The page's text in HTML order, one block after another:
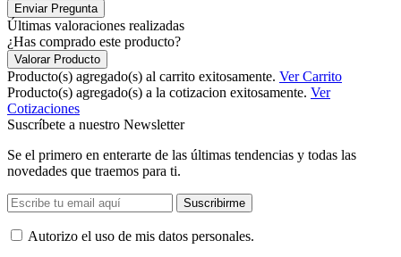
Enviar Pregunta
Últimas valoraciones realizadas
¿Has comprado este producto?
Valorar Producto
Producto(s) agregado(s) al carrito exitosamente. Ver Carrito
Producto(s) agregado(s) a la cotizacion exitosamente. Ver
Cotizaciones
Suscríbete a nuestro Newsletter
Se el primero en enterarte de las últimas tendencias y todas las
novedades que traemos para ti.
Suscribirme
Autorizo ​​el uso de mis datos personales.